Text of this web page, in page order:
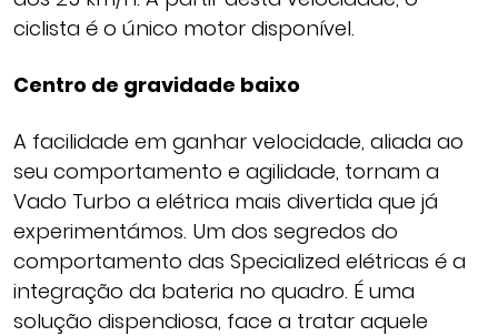
ciclista é o único motor disponível.
Centro de gravidade baixo
A facilidade em ganhar velocidade, aliada ao
seu comportamento e agilidade, tornam a
Vado Turbo a elétrica mais divertida que já
experimentámos. Um dos segredos do
comportamento das Specialized elétricas é a
integração da bateria no quadro. É uma
solução dispendiosa, face a tratar aquele